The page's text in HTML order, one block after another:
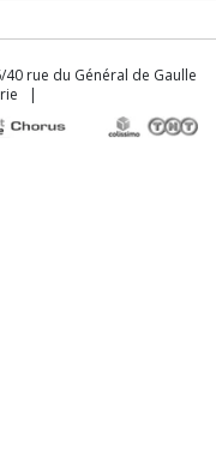
rue du Général de Gaulle
|